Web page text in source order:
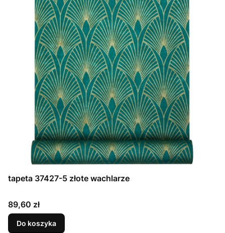
tapeta 37427-5 złote wachlarze
Cena
89,60 zł
Do koszyka